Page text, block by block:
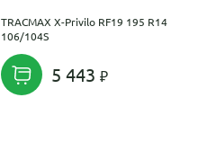
TRACMAX X-Privilo RF19 195 R14
106/104S
5 443